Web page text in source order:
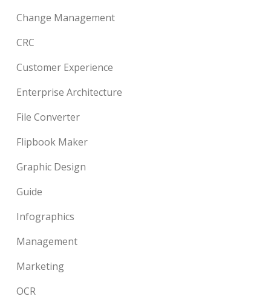
Change Management
CRC
Customer Experience
Enterprise Architecture
File Converter
Flipbook Maker
Graphic Design
Guide
Infographics
Management
Marketing
OCR